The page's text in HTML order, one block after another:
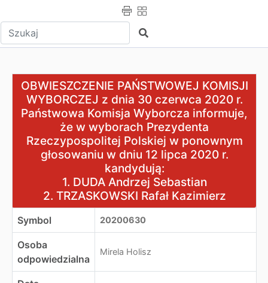
Wpisz tekst do wyszukania Szukaj
OBWIESZCZENIE PAŃSTWOWEJ KOMISJI
Państwowa Komisja Wyborcza informuje, że w
1. DUDA Andrzej Sebastian
2. TRZASKOWSKI Rafał Kazimierz
OBWIESZCZENIE PAŃSTWOWEJ KOMISJI
WYBORCZEJ z dnia 30 czerwca 2020 r.
Państwowa Komisja Wyborcza informuje,
że w wyborach Prezydenta
Rzeczypospolitej Polskiej w ponownym
głosowaniu w dniu 12 lipca 2020 r.
kandydują:
1. DUDA Andrzej Sebastian
2. TRZASKOWSKI Rafał Kazimierz
Symbol 20200630
Osoba
odpowiedzialna
Mirela Holisz